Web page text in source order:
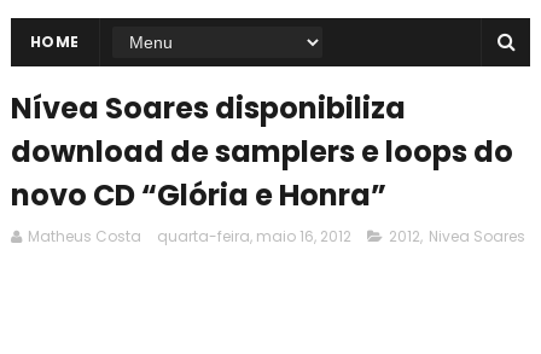
HOME
Nívea Soares disponibiliza
download de samplers e loops do
novo CD “Glória e Honra”
Matheus Costa quarta-feira, maio 16, 2012 2012, Nivea Soares